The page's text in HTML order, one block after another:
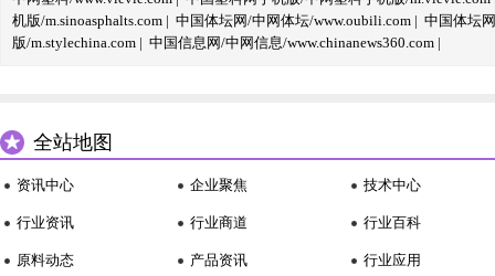
机版/m.sinoasphalts.com | 中国体坛网/中网体坛/www.oubili.com | 中国体坛
版/m.stylechina.com | 中国信息网/中网信息/www.chinanews360.com |
全站地图
资讯中心
行业资讯
原料动态
企业聚焦
行业商道
产品资讯
技术中心
行业百科
行业应用